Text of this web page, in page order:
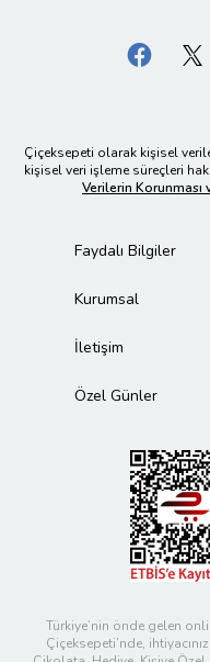
Çiçeksepeti olarak kişisel
kişisel veri işleme süreçleri
Verilerin Korunması
Faydalı Bilgiler
Kurumsal
İletişim
Özel Günler
Türkiye’nin önde gelen
Çiçeksepeti’nde,